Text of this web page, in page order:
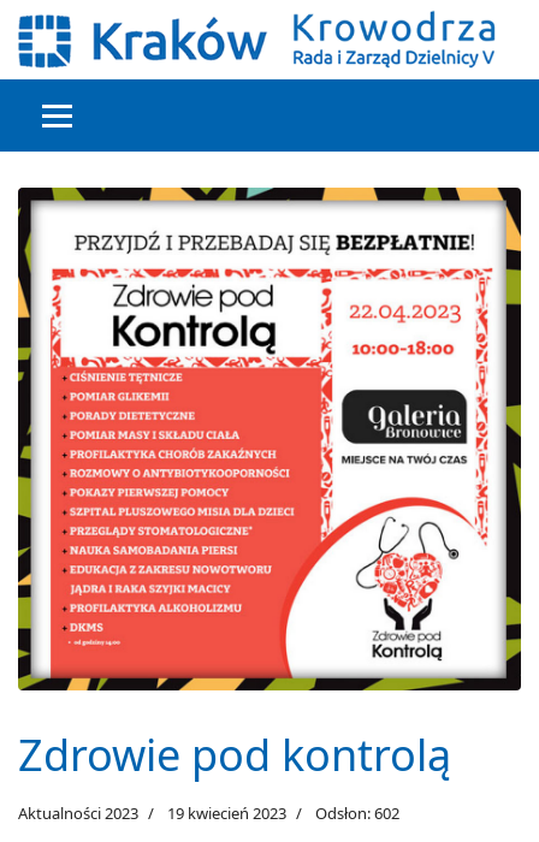
Głowna treść
Zdrowie pod kontrolą
Aktualności 2023 19 kwiecień 2023 Odsłon: 602